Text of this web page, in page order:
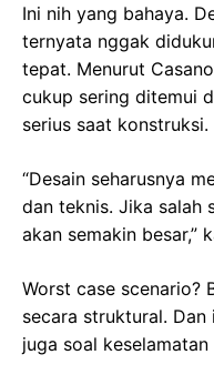
Ini nih yang bahaya.
ternyata nggak
tepat. Menurut
cukup sering ditemui
serius saat konstruksi.
“Desain seharusnya
dan teknis. Jika salah
akan semakin besar,”
Worst case scenario?
secara struktural.
juga soal keselamatan